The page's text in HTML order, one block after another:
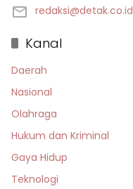
redaksi@detak.co.id
Kanal
Daerah
Nasional
Olahraga
Hukum dan Kriminal
Gaya Hidup
Teknologi